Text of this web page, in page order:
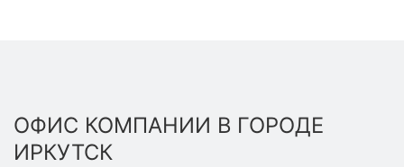
ОФИС КОМПАНИИ В ГОРОДЕ
ИРКУТСК